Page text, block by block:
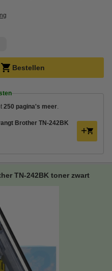
Bestellen
250 pagina's meer.
Brother TN-242BK
TN-242BK toner zwart